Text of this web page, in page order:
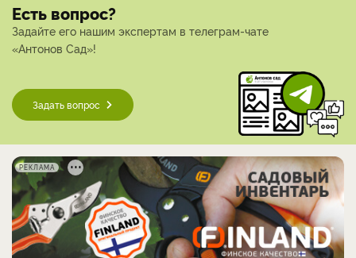
Есть вопрос?
Задайте его нашим экспертам в телеграм-чате
«Антонов Сад»!
Задать вопрос
РЕКЛАМА